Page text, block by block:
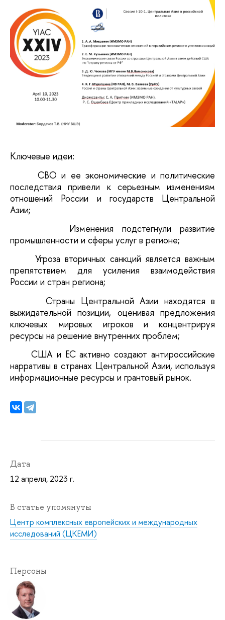
Ключевые идеи:
СВО и ее экономические и политические
последствия привели к серьезным изменениям
отношений России и государств Центральной
Азии;
Изменения подстегнули развитие
промышленности и сферы услуг в регионе;
Угроза вторичных санкций является важным
препятствием для усиления взаимодействия
России и стран региона;
Страны Центральной Азии находятся в
выжидательной позиции, оценивая предложения
ключевых мировых игроков и концентрируя
ресурсы на решение внутренних проблем;
США и ЕС активно создают антироссийские
нарративы в странах Центральной Азии, используя
информационные ресурсы и грантовый рынок.
Дата
12 апреля, 2023 г.
В статье упомянуты
Центр комплексных европейских и международных
исследований (ЦКЕМИ)
Персоны